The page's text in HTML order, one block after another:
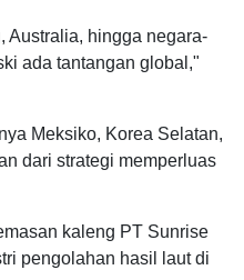
Australia, hingga negara-
ada tantangan global,"
Meksiko, Korea Selatan,
dari strategi memperluas
kaleng PT Sunrise
pengolahan hasil laut di